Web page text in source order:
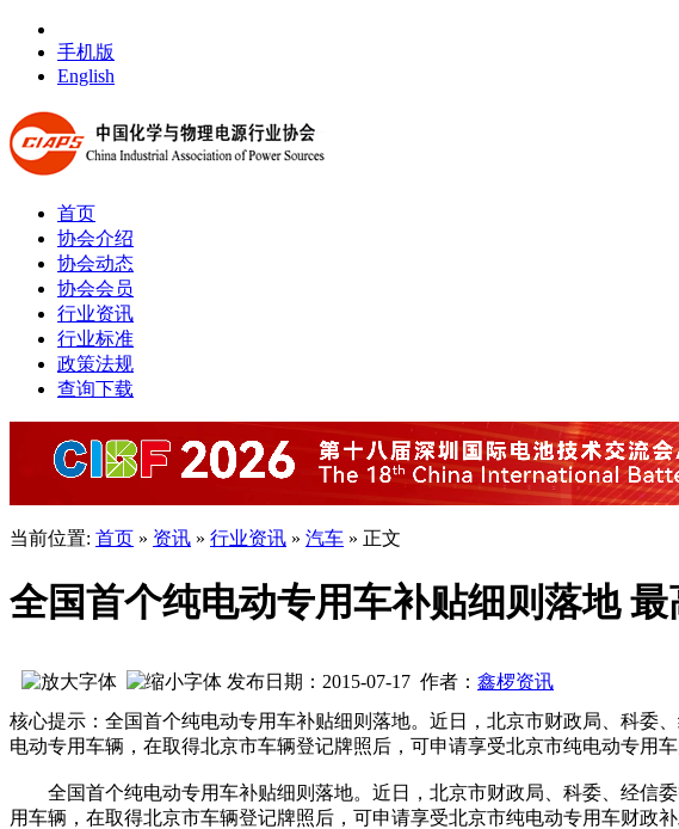
手机版
English
首页
协会介绍
协会动态
协会会员
行业资讯
行业标准
政策法规
查询下载
当前位置: 首页 » 资讯 » 行业资讯 » 汽车 » 正文
全国首个纯电动专用车补贴细则落地 最
发布日期：2015-07-17 作者： 鑫椤资讯
核心提示：全国首个纯电动专用车补贴细则落地。近日，北京市财政局、科委
电动专用车辆，在取得北京市车辆登记牌照后，可申请享受北京市纯电动专用
全国首个纯电动专用车补贴细则落地。近日，北京市财政局、科委、经信
用车辆，在取得北京市车辆登记牌照后，可申请享受北京市纯电动专用车财政